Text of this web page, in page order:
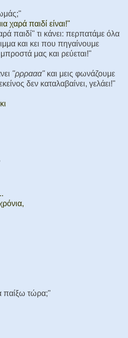
χαρά παιδί είναι!"
παιδί" τι κάνει: περπατάμε όλα
και κει που πηγαίνουμε
μας και ρεύεται!"
"ρρρααα"και μεις φωνάζουμε
δεν καταλαβαίνει, γελάει!"
παίξω τώρα;"